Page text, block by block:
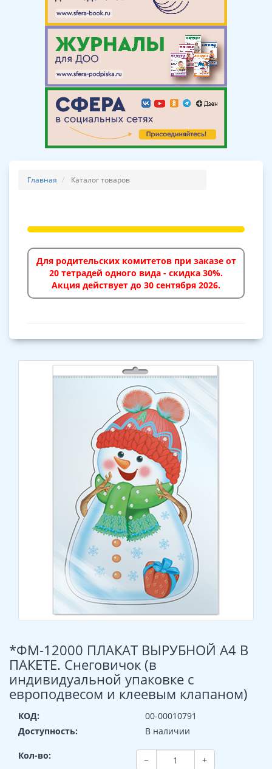
Главная Каталог товаров
Для родительских комитетов при заказе от
20 тетрадей одного вида - скидка 30%.
Акция действует до 30 сентября 2026.
*ФМ-12000 ПЛАКАТ ВЫРУБНОЙ А4 В
ПАКЕТЕ. Снеговичок (в
индивидуальной упаковке с
европодвесом и клеевым клапаном)
КОД:
00-00010791
Доступность:
В наличии
Кол-во: − +